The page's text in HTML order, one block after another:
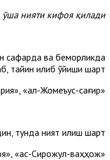
нияти кифоя қилади.
сафарда ва беморликда
тайин қилиб қўйиши шарт.
«Мухтасар», «Оламгирия», «ал-Жомеъус-сағир».
тунда ният қилиш шарт.
«Мухтасар», «Ниқоя», «ас-Сирожул-ваҳҳож».